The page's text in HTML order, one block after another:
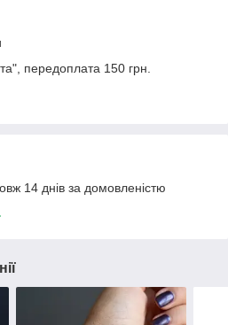
передоплата 150 грн.
14 днів за домовленістю